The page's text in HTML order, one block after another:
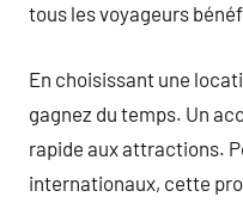
tous les voyageurs
En choisissant une
gagnez du temps. Un
rapide aux attractions.
internationaux, cette